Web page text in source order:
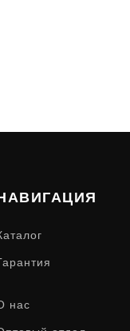
нас